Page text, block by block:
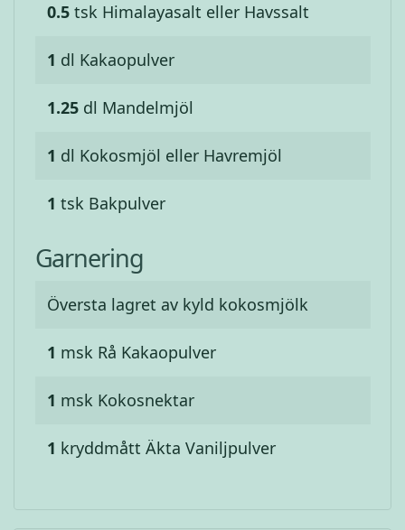
0.5 tsk Himalayasalt eller Havssalt
1 dl Kakaopulver
1.25 dl Mandelmjöl
1 dl Kokosmjöl eller Havremjöl
1 tsk Bakpulver
Garnering
Översta lagret av kyld kokosmjölk
1 msk Rå Kakaopulver
1 msk Kokosnektar
1 kryddmått Äkta Vaniljpulver